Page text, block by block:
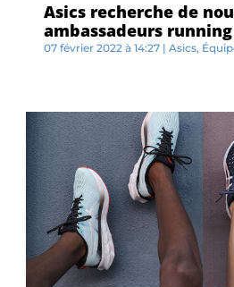
Asics recherche de
ambassadeurs running
07 février 2022 à 14:27 | Asics,